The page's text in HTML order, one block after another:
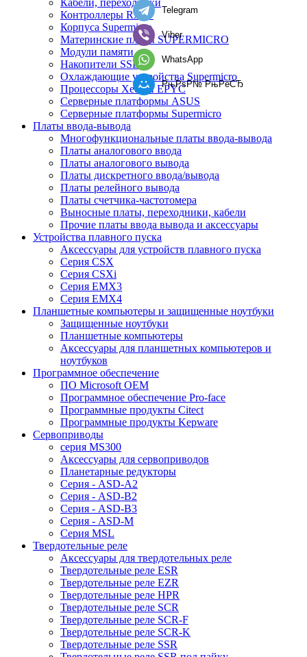
Кабели, переходники
Контроллеры RAID
Корпуса Supermicro
Материнские платы SUPERMICRO
Модули памяти
Накопители SSD
Охлаждающие устройства Supermicro
Процессоры Xeon и EPYC
Серверные платформы ASUS
Серверные платформы Supermicro
Платы ввода-вывода
Многофункциональные платы ввода-вывода
Платы аналогового ввода
Платы аналогового вывода
Платы дискретного ввода/вывода
Платы релейного вывода
Платы счетчика-частотомера
Выносные платы, переходники, кабели
Прочие платы ввода вывода и аксессуары
Устройства плавного пуска
Аксессуары для устройств плавного пуска
Серия CSX
Серия CSXi
Серия EMX3
Серия EMX4
Планшетные компьютеры и защищенные ноутбуки
Защищенные ноутбуки
Планшетные компьютеры
Аксессуары для планшетных компьютеров и
ноутбуков
Программное обеспечение
ПО Microsoft OEM
Программное обеспечение Pro-face
Программные продукты Citect
Программные продукты Kepware
Сервоприводы
серия MS300
Аксессуары для сервоприводов
Планетарные редукторы
Серия - ASD-A2
Серия - ASD-B2
Серия - ASD-B3
Серия - ASD-M
Серия MSL
Твердотельные реле
Аксессуары для твердотельных реле
Твердотельные реле ESR
Твердотельные реле EZR
Твердотельные реле HPR
Твердотельные реле SCR
Твердотельные реле SCR-F
Твердотельные реле SCR-K
Твердотельные реле SSR
Telegram
Viber
WhatsApp
РњРѕР№ РњРёСЂ